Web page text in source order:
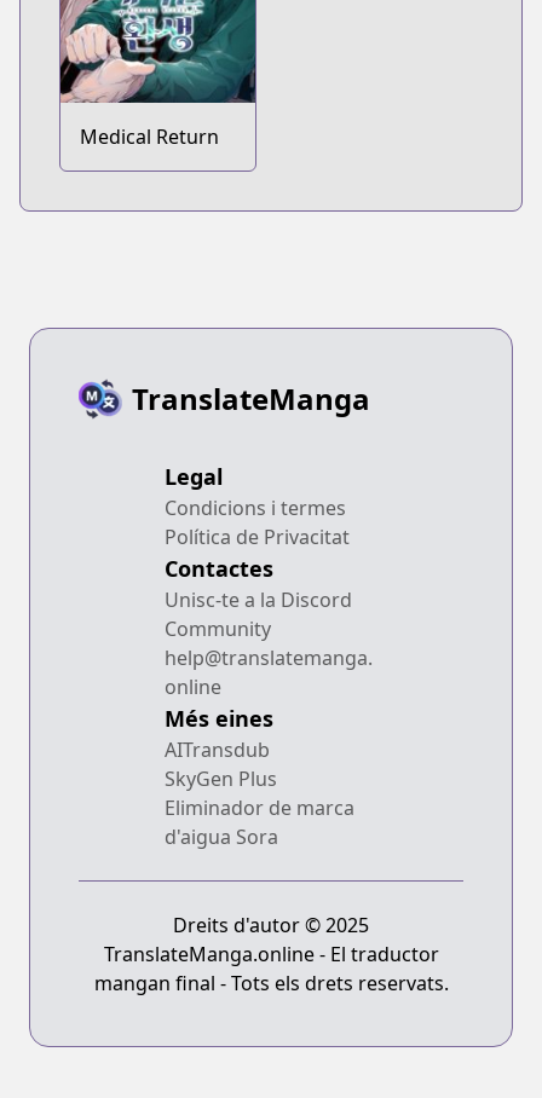
Medical Return
TranslateManga
Legal
Condicions i termes
Política de Privacitat
Contactes
Unisc-te a la Discord
Community
help@translatemanga.
online
Més eines
AITransdub
SkyGen Plus
Eliminador de marca
d'aigua Sora
Dreits d'autor © 2025
TranslateManga.online - El traductor
mangan final - Tots els drets reservats.